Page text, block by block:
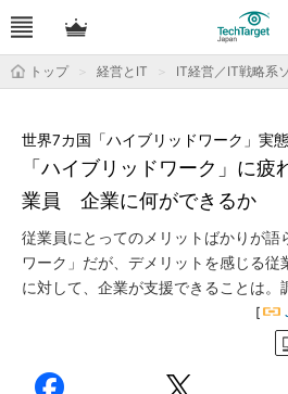
トップ 経営とIT IT経営／IT戦略系
「ハイブリッドワーク」に疲
業員 企業に何ができるか
世界7カ国「ハイブリッドワーク」実態
従業員にとってのメリットばかりが語
ワーク」だが、デメリットを感じる
に対して、企業が支援できることは。
[